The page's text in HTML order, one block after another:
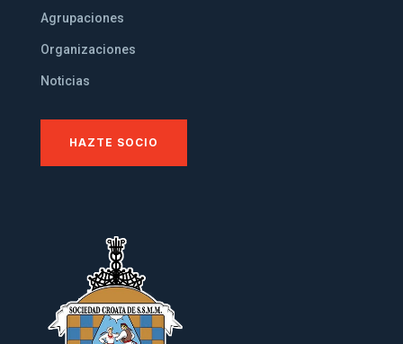
Agrupaciones
Organizaciones
Noticias
HAZTE SOCIO